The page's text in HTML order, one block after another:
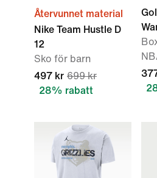
Återvunnet material
Nike Team Hustle D
12
Sko för barn
497 kr 699 kr
28% rabatt